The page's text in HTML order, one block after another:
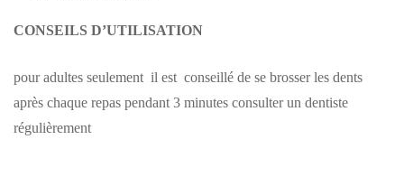
CONSEILS D’UTILISATION
pour adultes seulement il est conseillé de se brosser les dents
après chaque repas pendant 3 minutes consulter un dentiste
régulièrement